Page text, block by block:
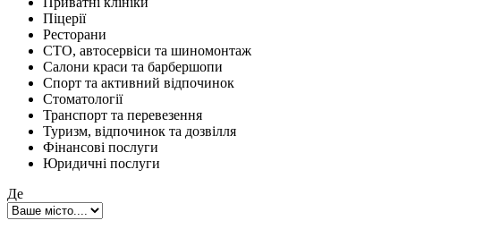
Піцерії
Ресторани
СТО, автосервіси та шиномонтаж
Салони краси та барбершопи
Спорт та активний відпочинок
Стоматології
Транспорт та перевезення
Туризм, відпочинок та дозвілля
Фінансові послуги
Юридичні послуги
Де